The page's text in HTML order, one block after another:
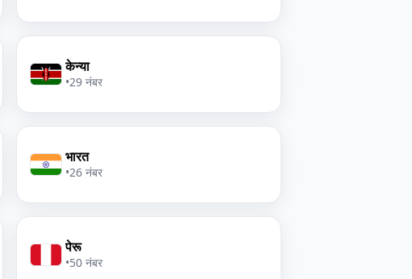
केन्या
•29 नंबर
भारत
•26 नंबर
पेरू
•50 नंबर